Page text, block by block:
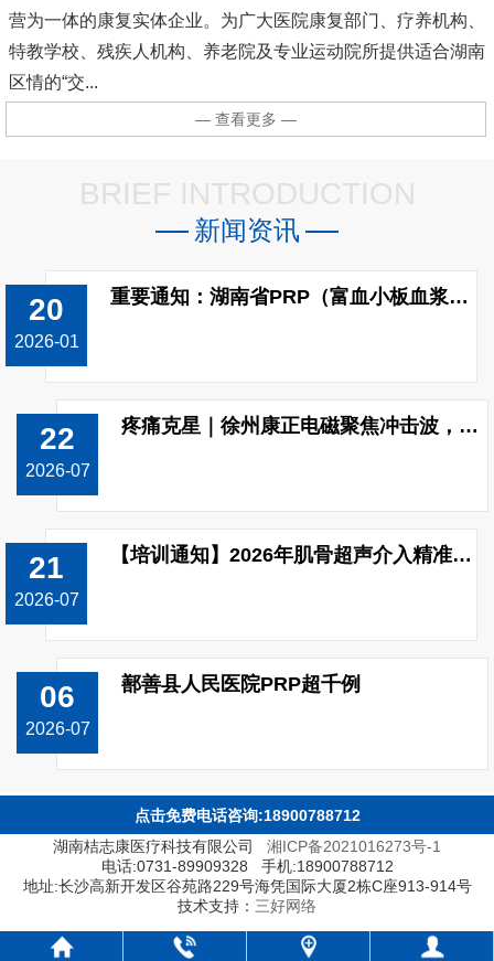
营为一体的康复实体企业。为广大医院康复部门、疗养机构、
特教学校、残疾人机构、养老院及专业运动院所提供适合湖南
区情的“交...
— 查看更多 —
BRIEF INTRODUCTION
新闻资讯
20
2026-01
重要通知：湖南省PRP（富血小板血浆）制备收费标准已调整!
22
2026-07
疼痛克星｜徐州康正电磁聚焦冲击波，无创修复颈肩腰腿痛
21
2026-07
【培训通知】2026年肌骨超声介入精准治疗技能（上肢关节）提升培训班开班！
06
2026-07
鄯善县人民医院PRP超千例
点击免费电话咨询:18900788712
湖南桔志康医疗科技有限公司 湘ICP备2021016273号-1
电话:0731-89909328 手机:18900788712
地址:长沙高新开发区谷苑路229号海凭国际大厦2栋C座913-914号
技术支持： 三好网络